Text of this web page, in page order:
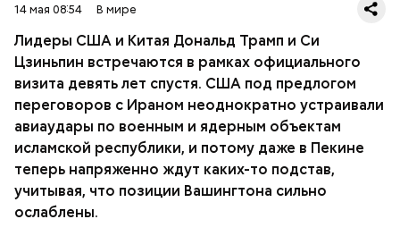
14 мая 08:54 В мире
Лидеры США и Китая Дональд Трамп и Си
Цзиньпин встречаются в рамках официального
визита девять лет спустя. США под предлогом
переговоров с Ираном неоднократно устраивали
авиаудары по военным и ядерным объектам
исламской республики, и потому даже в Пекине
теперь напряженно ждут каких-то подстав,
учитывая, что позиции Вашингтона сильно
ослаблены.
Ингредиенты: